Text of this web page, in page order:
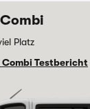
Platz
Combi Testbericht